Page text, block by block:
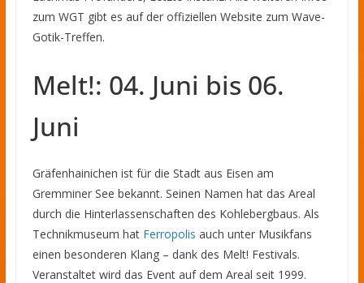
zum WGT gibt es auf der offiziellen Website zum Wave-
Gotik-Treffen.
Melt!: 04. Juni bis 06.
Juni
Gräfenhainichen ist für die Stadt aus Eisen am
Gremminer See bekannt. Seinen Namen hat das Areal
durch die Hinterlassenschaften des Kohlebergbaus. Als
Technikmuseum hat Ferropolis auch unter Musikfans
einen besonderen Klang – dank des Melt! Festivals.
Veranstaltet wird das Event auf dem Areal seit 1999.